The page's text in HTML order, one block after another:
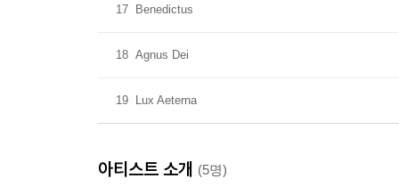
17 Benedictus
18 Agnus Dei
19 Lux Aeterna
아티스트 소개 (5명)